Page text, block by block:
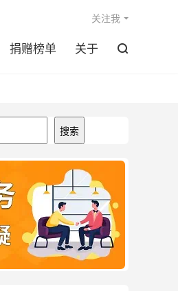
捐赠榜单 关于 
关注我
搜索